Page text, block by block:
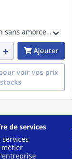
Unité d'alimentation sans amorceur. Pour lampe iodure métallique 2000W 10,3A.
Ajouter
voir vos prix
de services
métier